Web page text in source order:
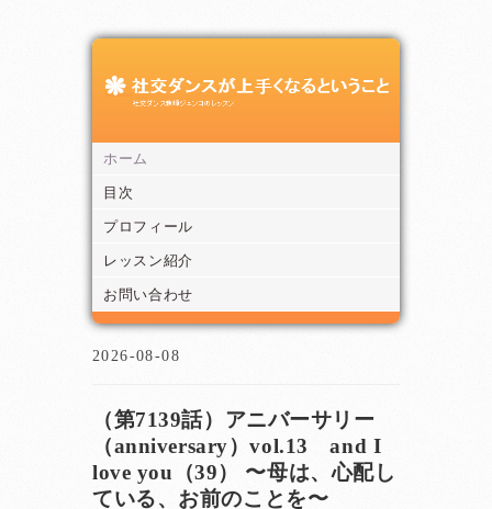
ホーム
目次
プロフィール
レッスン紹介
お問い合わせ
2026-08-08
（第7139話）アニバーサリー
（anniversary）vol.13 and I
love you（39） 〜母は、心配し
ている、お前のことを〜